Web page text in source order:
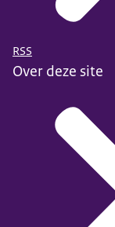
RSS
Over deze site